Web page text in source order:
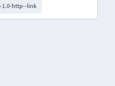
1.0-http--link